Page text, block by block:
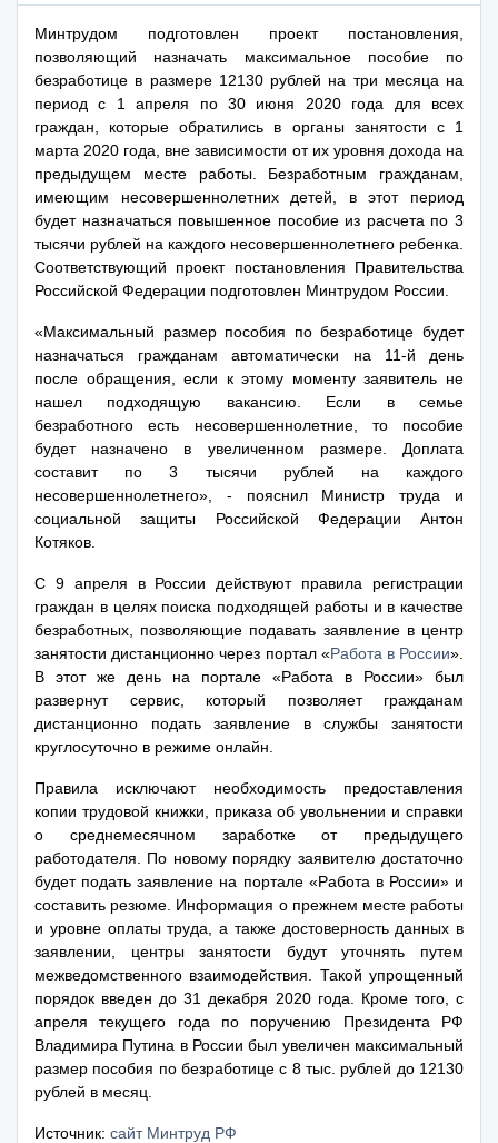
Минтрудом подготовлен проект постановления,
позволяющий назначать максимальное пособие по
безработице в размере 12130 рублей на три месяца на
период с 1 апреля по 30 июня 2020 года для всех
граждан, которые обратились в органы занятости с 1
марта 2020 года, вне зависимости от их уровня дохода на
предыдущем месте работы. Безработным гражданам,
имеющим несовершеннолетних детей, в этот период
будет назначаться повышенное пособие из расчета по 3
тысячи рублей на каждого несовершеннолетнего ребенка.
Соответствующий проект постановления Правительства
Российской Федерации подготовлен Минтрудом России.
«Максимальный размер пособия по безработице будет
назначаться гражданам автоматически на 11-й день
после обращения, если к этому моменту заявитель не
нашел подходящую вакансию. Если в семье
безработного есть несовершеннолетние, то пособие
будет назначено в увеличенном размере. Доплата
составит по 3 тысячи рублей на каждого
несовершеннолетнего», - пояснил Министр труда и
социальной защиты Российской Федерации Антон
Котяков.
С 9 апреля в России действуют правила регистрации
граждан в целях поиска подходящей работы и в качестве
безработных, позволяющие подавать заявление в центр
занятости дистанционно через портал «Работа в России».
В этот же день на портале «Работа в России» был
развернут сервис, который позволяет гражданам
дистанционно подать заявление в службы занятости
круглосуточно в режиме онлайн.
Правила исключают необходимость предоставления
копии трудовой книжки, приказа об увольнении и справки
о среднемесячном заработке от предыдущего
работодателя. По новому порядку заявителю достаточно
будет подать заявление на портале «Работа в России» и
составить резюме. Информация о прежнем месте работы
и уровне оплаты труда, а также достоверность данных в
заявлении, центры занятости будут уточнять путем
межведомственного взаимодействия. Такой упрощенный
порядок введен до 31 декабря 2020 года. Кроме того, с
апреля текущего года по поручению Президента РФ
Владимира Путина в России был увеличен максимальный
размер пособия по безработице с 8 тыс. рублей до 12130
рублей в месяц.
Источник: сайт Минтруд РФ